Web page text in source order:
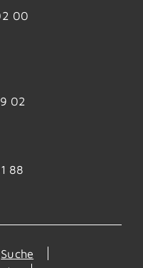
00
02
88
Suche